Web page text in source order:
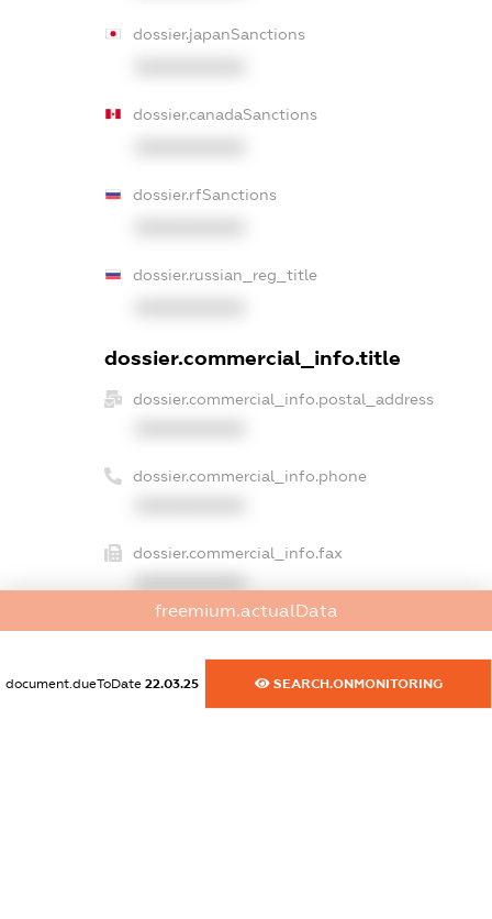
dossier.japanSanctions
dossier.canadaSanctions
dossier.rfSanctions
dossier.russian_reg_title
dossier.commercial_info.title
dossier.commercial_info.postal_address
dossier.commercial_info.phone
dossier.commercial_info.fax
dossier.commercial_info.email
XXXXXXXXXX
dossier.commercial_info.website
freemium.actualData
document.dueToDate 22.03.25 SEARCH.ONMONITORING